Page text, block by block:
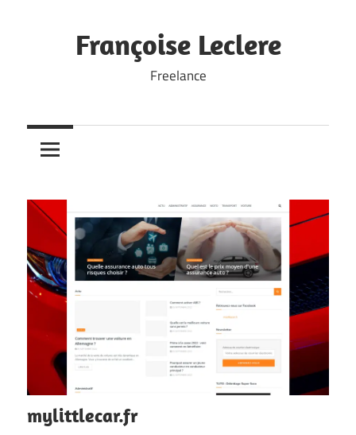
Françoise Leclere
Freelance
mylittlecar.fr